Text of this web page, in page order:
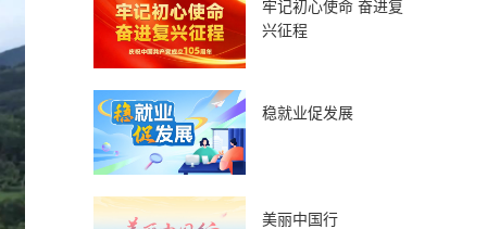
牢记初心使命 奋进复
兴征程
稳就业促发展
美丽中国行